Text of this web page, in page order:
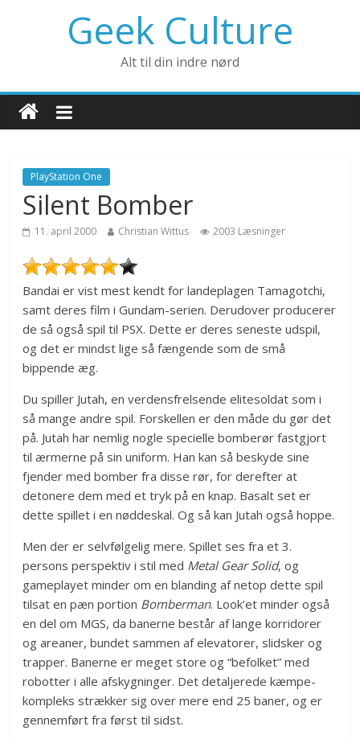
Geek Culture
Alt til din indre nørd
PlayStation One
Silent Bomber
11. april 2000 Christian Wittus 2003 Læsninger
Bandai er vist mest kendt for landeplagen Tamagotchi,
samt deres film i Gundam-serien. Derudover producerer
de så også spil til PSX. Dette er deres seneste udspil,
og det er mindst lige så fængende som de små
bippende æg.
Du spiller Jutah, en verdensfrelsende elitesoldat som i
så mange andre spil. Forskellen er den måde du gør det
på. Jutah har nemlig nogle specielle bomberør fastgjort
til ærmerne på sin uniform. Han kan så beskyde sine
fjender med bomber fra disse rør, for derefter at
detonere dem med et tryk på en knap. Basalt set er
dette spillet i en nøddeskal. Og så kan Jutah også hoppe.
Men der er selvfølgelig mere. Spillet ses fra et 3.
persons perspektiv i stil med Metal Gear Solid, og
gameplayet minder om en blanding af netop dette spil
tilsat en pæn portion Bomberman. Look’et minder også
en del om MGS, da banerne består af lange korridorer
og areaner, bundet sammen af elevatorer, slidsker og
trapper. Banerne er meget store og “befolket” med
robotter i alle afskygninger. Det detaljerede kæmpe-
kompleks strækker sig over mere end 25 baner, og er
gennemført fra først til sidst.